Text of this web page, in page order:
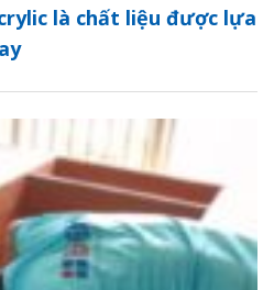
là chất liệu được lựa